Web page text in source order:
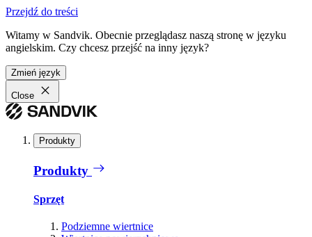
Przejdź do treści
Witamy w Sandvik. Obecnie przeglądasz naszą stronę w języku
angielskim. Czy chcesz przejść na inny język?
Zmień język
Close
Produkty
Produkty
Sprzęt
Podziemne wiertnice